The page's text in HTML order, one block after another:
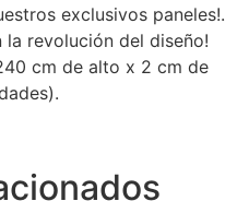
exclusivos paneles!.
revolución del diseño!
cm de alto x 2 cm de